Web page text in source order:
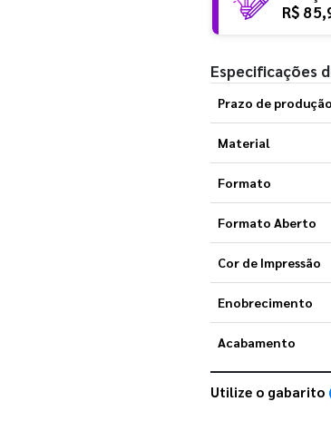
R$
Especificações
Prazo de produção
Material
Formato
Formato Aberto
Cor de Impressão
Enobrecimento
Acabamento
Utilize o gabarito